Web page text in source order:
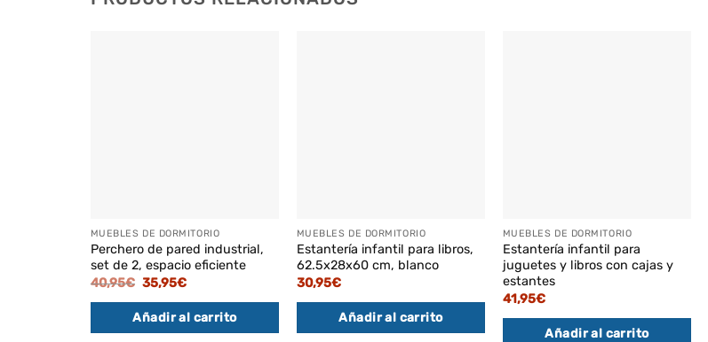
MUEBLES DE DORMITORIO
Perchero de pared industrial,
set de 2, espacio eficiente
40,95€ El
original
era:
40,95€.
35,95€El
actual
es:
35,95€.
Añadir al carrito
MUEBLES DE DORMITORIO
Estantería infantil para libros,
62.5x28x60 cm, blanco
30,95€
Añadir al carrito
MUEBLES DE DORMITORIO
Estantería infantil para
juguetes y libros con cajas y
estantes
41,95€
Añadir al carrito